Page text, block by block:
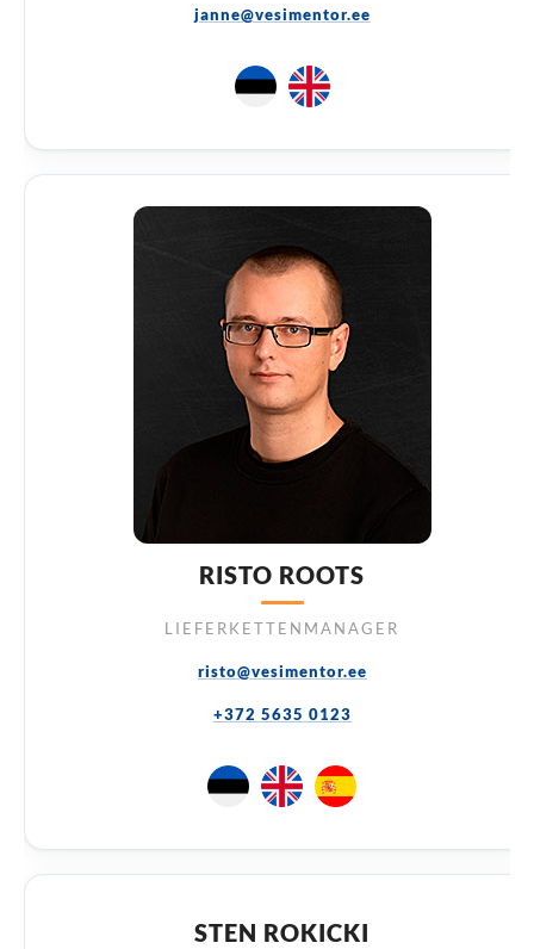
janne@vesimentor.ee
RISTO ROOTS
LIEFERKETTENMANAGER
risto@vesimentor.ee
+372 5635 0123
STEN ROKICKI